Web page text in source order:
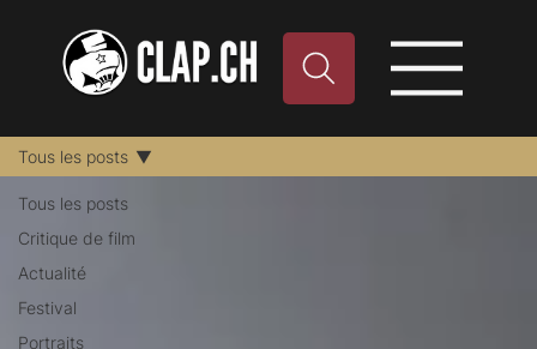
Tous les posts
Critique de film
Actualité
Festival
Portraits
Tous les posts